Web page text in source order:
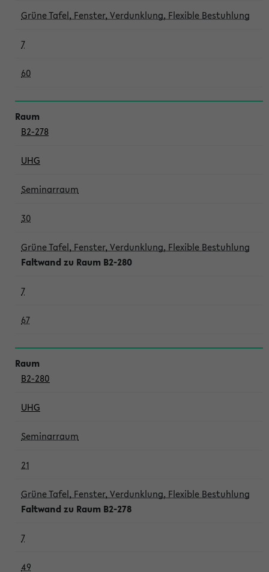
Grüne Tafel, Fenster, Verdunklung, Flexible Bestuhlung
7
60
B2-278
UHG
Seminarraum
30
Grüne Tafel, Fenster, Verdunklung, Flexible Bestuhlung
Faltwand zu Raum B2-280
7
67
B2-280
UHG
Seminarraum
21
Grüne Tafel, Fenster, Verdunklung, Flexible Bestuhlung
Faltwand zu Raum B2-278
7
49